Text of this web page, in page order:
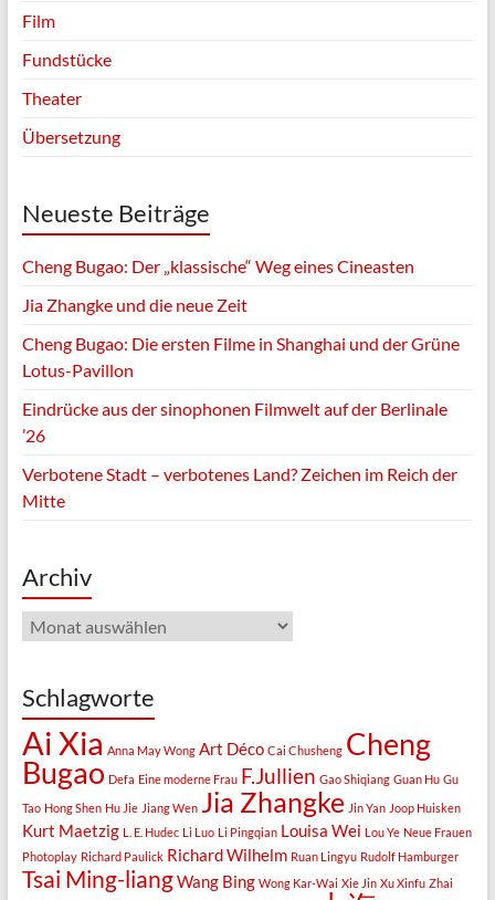
Film
Fundstücke
Theater
Übersetzung
Neueste Beiträge
Cheng Bugao: Der „klassische“ Weg eines Cineasten
Jia Zhangke und die neue Zeit
Cheng Bugao: Die ersten Filme in Shanghai und der Grüne
Lotus-Pavillon
Eindrücke aus der sinophonen Filmwelt auf der Berlinale
’26
Verbotene Stadt – verbotenes Land? Zeichen im Reich der
Mitte
Archiv
Archiv
Schlagworte
Ai Xia Anna May Wong Art Déco Cai Chusheng Cheng
Bugao Defa Eine moderne Frau F.Jullien Gao Shiqiang Guan Hu Gu
Tao Hong Shen Hu Jie Jiang Wen Jia Zhangke Jin Yan Joop Huisken
Kurt Maetzig L. E. Hudec Li Luo Li Pingqian Louisa Wei Lou Ye Neue Frauen
Photoplay Richard Paulick Richard Wilhelm Ruan Lingyu Rudolf Hamburger
Tsai Ming-liangWang Bing Wong Kar-Wai Xie Jin Xu Xinfu Zhai